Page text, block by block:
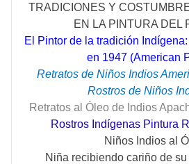
TRADICIONES Y
EN LA PINTURA DEL
El Pintor de la tradición
en 1947 (American
Retratos de Niños Indios
Rostros de Niños
Retratos al Óleo de Indios
Rostros Indígenas Pintura
Niños Indios al
Niña recibiendo cariño de